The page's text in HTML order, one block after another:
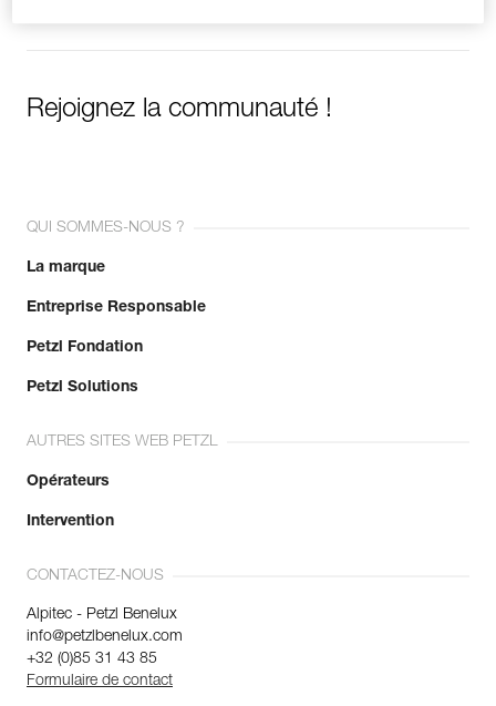
Rejoignez la communauté !
QUI SOMMES-NOUS ?
La marque
Entreprise Responsable
Petzl Fondation
Petzl Solutions
AUTRES SITES WEB PETZL
Opérateurs
Intervention
CONTACTEZ-NOUS
Alpitec - Petzl Benelux
info@petzlbenelux.com
+32 (0)85 31 43 85
Formulaire de contact